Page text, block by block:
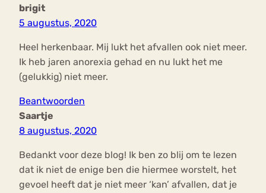
brigit
5 augustus, 2020
Heel herkenbaar. Mij lukt het afvallen ook niet meer.
Ik heb jaren anorexia gehad en nu lukt het me
(gelukkig) niet meer.
Beantwoorden
Saartje
8 augustus, 2020
Bedankt voor deze blog! Ik ben zo blij om te lezen
dat ik niet de enige ben die hiermee worstelt, het
gevoel heeft dat je niet meer ‘kan’ afvallen, dat je